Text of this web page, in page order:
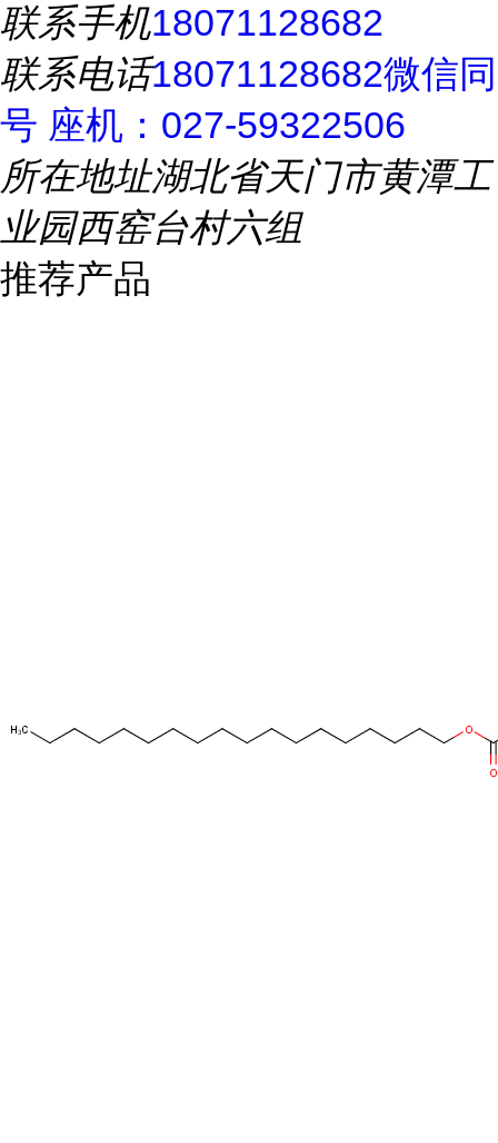
联系手机18071128682
联系电话18071128682微信同
号 座机：027-59322506
所在地址湖北省天门市黄潭工
业园西窑台村六组
推荐产品